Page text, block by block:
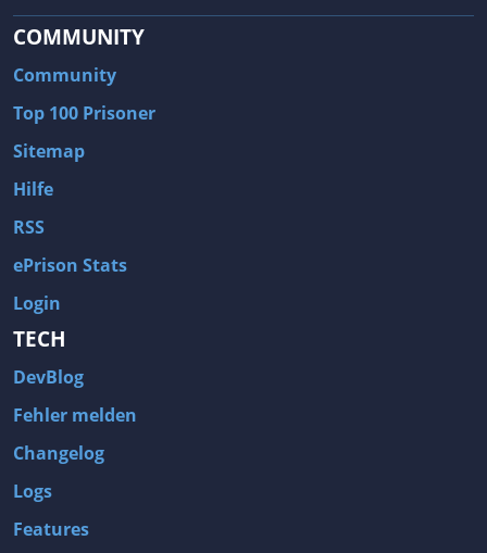
COMMUNITY
Community
Top 100 Prisoner
Sitemap
Hilfe
RSS
ePrison Stats
Login
TECH
DevBlog
Fehler melden
Changelog
Logs
Features